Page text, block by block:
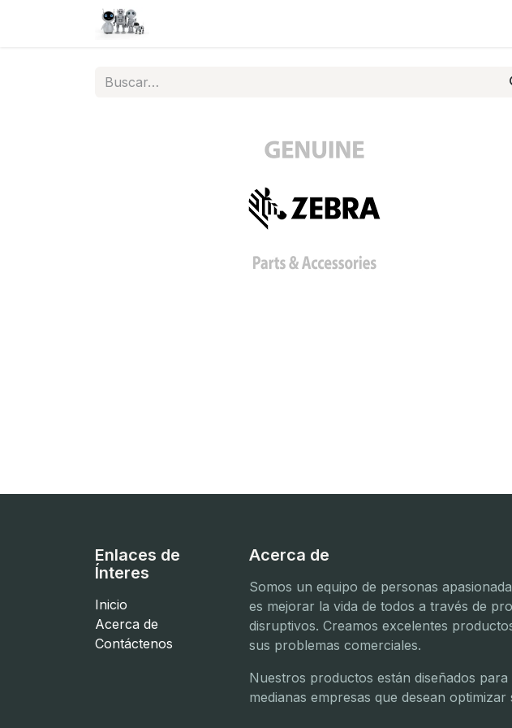
Enlaces de
Ínteres
Inicio
Acerca de
Contáctenos
Acerca de
Somos un equipo de personas
es mejorar la vida de todos a través de
disruptivos. Creamos excelentes
sus problemas comerciales.
Nuestros productos están diseñados para
medianas empresas que desean optimizar